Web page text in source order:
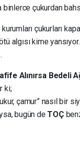
binlerce çukurdan
çukurları
algısı kime
Alınırsa Bedeli
ki;
çamur” nasıl bir
bugün deTOÇ